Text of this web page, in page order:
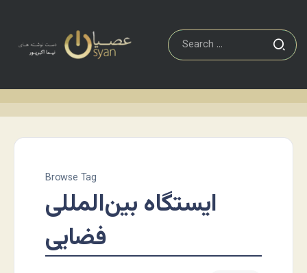
Browse Tag
ایستگاه بین‌المللی
فضایی